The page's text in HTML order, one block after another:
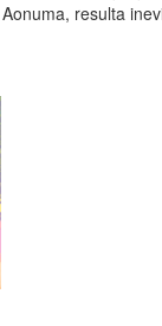
resulta